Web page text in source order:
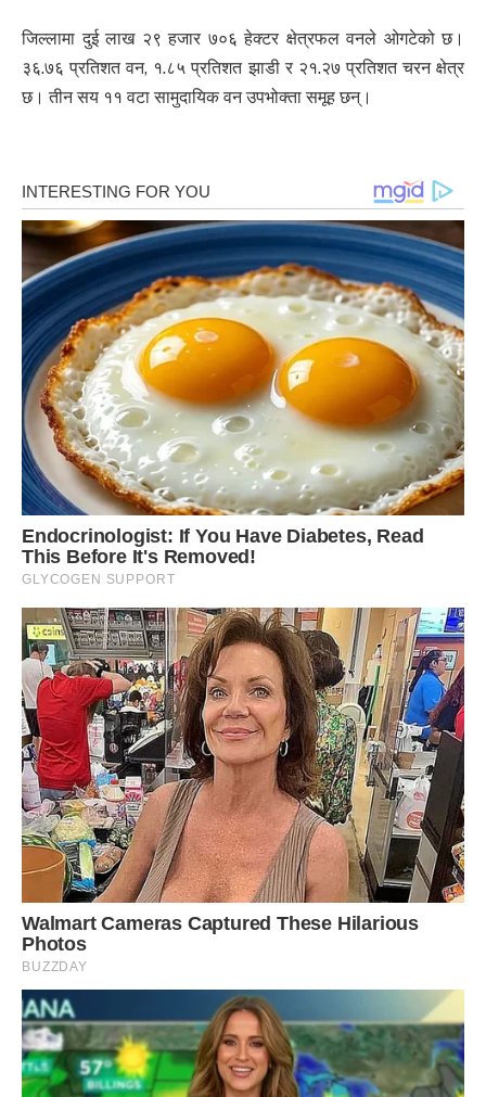
जिल्लामा दुई लाख २९ हजार ७०६ हेक्टर क्षेत्रफल वनले ओगटेको छ।
३६.७६ प्रतिशत वन, १.८५ प्रतिशत झाडी र २१.२७ प्रतिशत चरन क्षेत्र
छ। तीन सय ११ वटा सामुदायिक वन उपभोक्ता समूह छन्।